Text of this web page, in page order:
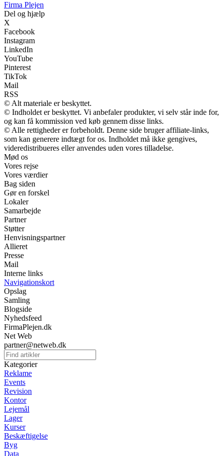
Firma Plejen
Del og hjælp
X
Facebook
Instagram
LinkedIn
YouTube
Pinterest
TikTok
Mail
RSS
© Alt materiale er beskyttet.
© Indholdet er beskyttet. Vi anbefaler produkter, vi selv står inde for,
og kan få kommission ved køb gennem disse links.
© Alle rettigheder er forbeholdt. Denne side bruger affiliate-links,
som kan generere indtægt for os. Indholdet må ikke gengives,
videredistribueres eller anvendes uden vores tilladelse.
Mød os
Vores rejse
Vores værdier
Bag siden
Gør en forskel
Lokaler
Samarbejde
Partner
Støtter
Henvisningspartner
Allieret
Presse
Mail
Interne links
Navigationskort
Opslag
Samling
Blogside
Nyhedsfeed
FirmaPlejen.dk
Net Web
partner@netweb.dk
Kategorier
Reklame
Events
Revision
Kontor
Lejemål
Lager
Kurser
Beskæftigelse
Byg
Data